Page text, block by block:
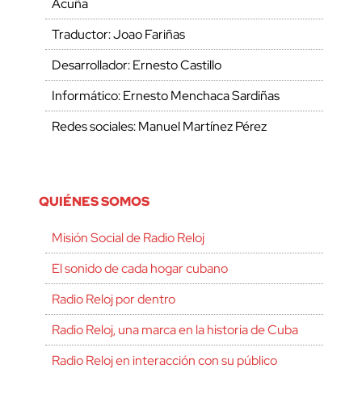
Acuña
Traductor: Joao Fariñas
Desarrollador: Ernesto Castillo
Informático: Ernesto Menchaca Sardiñas
Redes sociales: Manuel Martínez Pérez
QUIÉNES SOMOS
Misión Social de Radio Reloj
El sonido de cada hogar cubano
Radio Reloj por dentro
Radio Reloj, una marca en la historia de Cuba
Radio Reloj en interacción con su público